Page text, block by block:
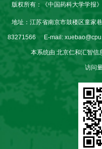
版权所有：《中国药科大学学报
地址：江苏省南京市鼓楼区童家
83271566 E-mail:
本系统由 北京仁和汇智信
访问